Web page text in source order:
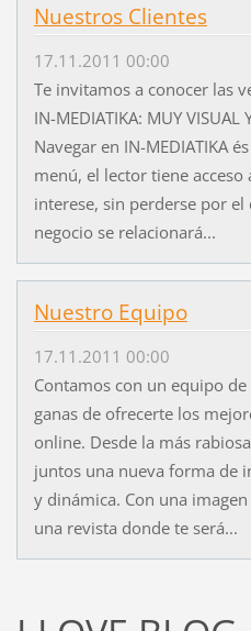
Nuestros Clientes
17.11.2011 00:00
Te invitamos a conocer las
IN-MEDIATIKA: MUY VISUAL
Navegar en IN-MEDIATIKA
menú, el lector tiene acceso
interese, sin perderse por
negocio se relacionará...
Nuestro Equipo
17.11.2011 00:00
Contamos con un equipo
ganas de ofrecerte los
online. Desde la más
juntos una nueva forma de
y dinámica. Con una
una revista donde te será...